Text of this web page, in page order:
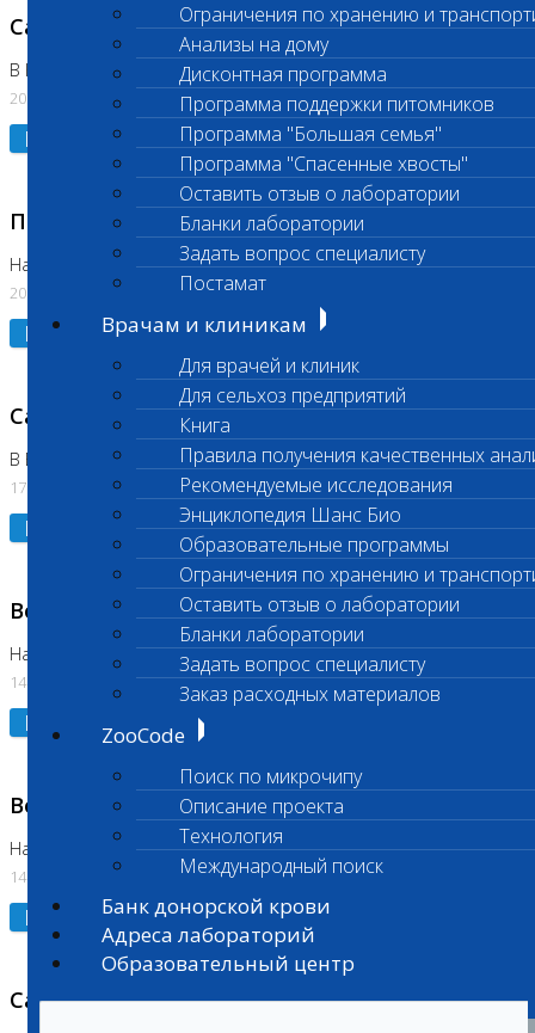
Ограничения по хранению и
Анализы на дому
Дисконтная программа
Программа поддержки питомников
Программа "Большая семья"
Программа "Спасенные хвосты"
Оставить отзыв о лаборатории
Бланки лаборатории
Задать вопрос специалисту
Постамат
Врачам и клиникам
Для врачей и клиник
Для сельхоз предприятий
Книга
Правила получения качественных
Рекомендуемые исследования
Энциклопедия Шанс Био
Образовательные программы
Ограничения по хранению и
Оставить отзыв о лаборатории
Бланки лаборатории
Задать вопрос специалисту
Заказ расходных материалов
ZooCode
Поиск по микрочипу
Описание проекта
Технология
Международный поиск
Банк донорской крови
Адреса лабораторий
Образовательный центр
Санитарный день
В Коломне 20.07.2026
20.07.2026
Подробнее
Приостановлено выполнение исследования
На Нагорной
20.07.2026
Подробнее
Санитарный день
В Бутово
17.07.2026
Подробнее
Возобновлено выполнение исследования
На Нагорной (Код 961, 962)
14.07.2026
Подробнее
Возобновлено выполнение исследования
На Нагорной (Код 157)
14.07.2026
Подробнее
Санитарный день